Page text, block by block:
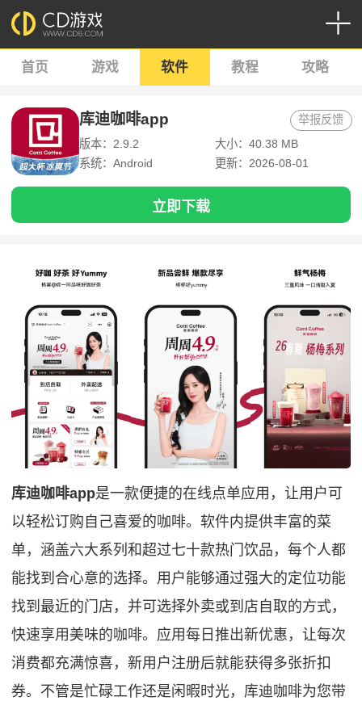
首页 游戏 软件 教程 攻略
库迪咖啡app
版本：2.9.2
大小：40.38 MB
系统：Android
更新：2026-08-01
举报反馈
立即下载
库迪咖啡app是一款便捷的在线点单应用，让用户可
以轻松订购自己喜爱的咖啡。软件内提供丰富的菜
单，涵盖六大系列和超过七十款热门饮品，每个人都
能找到合心意的选择。用户能够通过强大的定位功能
找到最近的门店，并可选择外卖或到店自取的方式，
快速享用美味的咖啡。应用每日推出新优惠，让每次
消费都充满惊喜，新用户注册后就能获得多张折扣
券。不管是忙碌工作还是闲暇时光，库迪咖啡为您带